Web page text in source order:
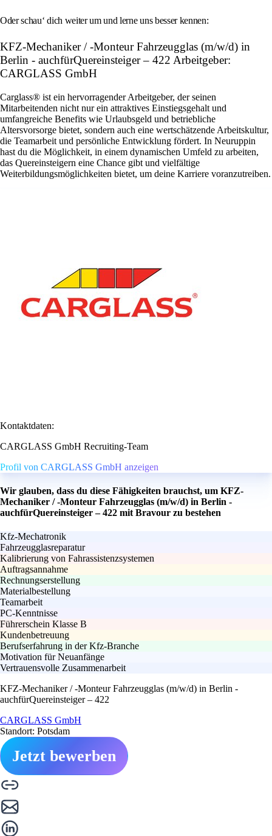
Oder schau‘ dich weiter um und lerne uns besser kennen:
KFZ-Mechaniker / -Monteur Fahrzeugglas (m/w/d) in
Berlin - auchfürQuereinsteiger – 422 Arbeitgeber:
CARGLASS GmbH
Carglass® ist ein hervorragender Arbeitgeber, der seinen
Mitarbeitenden nicht nur ein attraktives Einstiegsgehalt und
umfangreiche Benefits wie Urlaubsgeld und betriebliche
Altersvorsorge bietet, sondern auch eine wertschätzende Arbeitskultur,
die Teamarbeit und persönliche Entwicklung fördert. In Neuruppin
hast du die Möglichkeit, in einem dynamischen Umfeld zu arbeiten,
das Quereinsteigern eine Chance gibt und vielfältige
Weiterbildungsmöglichkeiten bietet, um deine Karriere voranzutreiben.
Kontaktdaten:
CARGLASS GmbH Recruiting-Team
Profil von CARGLASS GmbH anzeigen
Wir glauben, dass du diese Fähigkeiten brauchst, um KFZ-
Mechaniker / -Monteur Fahrzeugglas (m/w/d) in Berlin -
auchfürQuereinsteiger – 422 mit Bravour zu bestehen
Kfz-Mechatronik
Fahrzeugglasreparatur
Kalibrierung von Fahrassistenzsystemen
Auftragsannahme
Rechnungserstellung
Materialbestellung
Teamarbeit
PC-Kenntnisse
Führerschein Klasse B
Kundenbetreuung
Berufserfahrung in der Kfz-Branche
Motivation für Neuanfänge
Vertrauensvolle Zusammenarbeit
KFZ-Mechaniker / -Monteur Fahrzeugglas (m/w/d) in Berlin -
auchfürQuereinsteiger – 422
CARGLASS GmbH
Standort: Potsdam
Jetzt bewerben